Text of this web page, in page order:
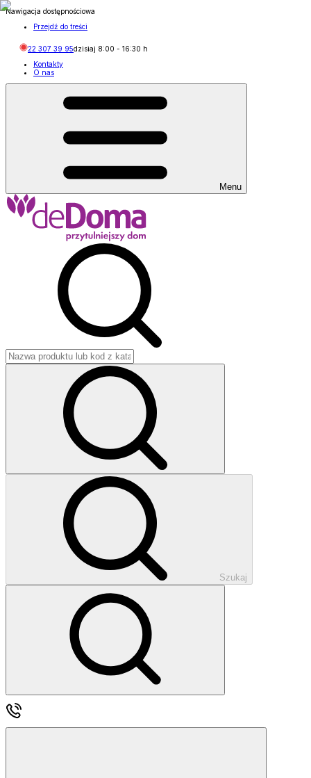
Nawigacja dostępnościowa
Przejdź do treści
22 307 39 95dzisiaj 8:00 - 16:30 h
Kontakty
O nas
Menu
Szukaj